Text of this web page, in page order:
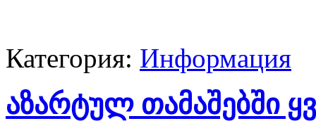
Категория: Информация
აზარტულ თამაშებში